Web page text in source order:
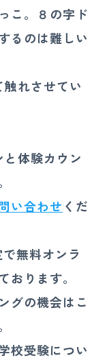
こ。８の字ド
るのは難しい
れさせてい
体験カウン
い合わせ くだ
無料オンラ
おります。
グの機会はこ
校受験につい